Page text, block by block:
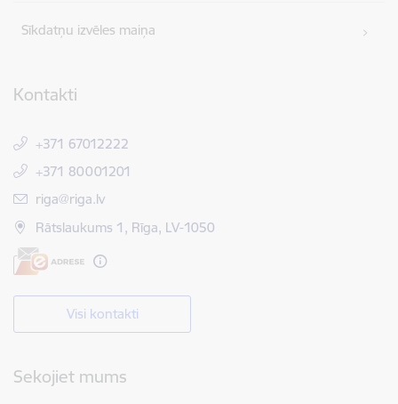
Sīkdatņu izvēles maiņa
Kontakti
+371 67012222
+371 80001201
E-pasts:
riga@riga.lv
Rātslaukums 1, Rīga, LV-1050
Visi kontakti
Sekojiet mums